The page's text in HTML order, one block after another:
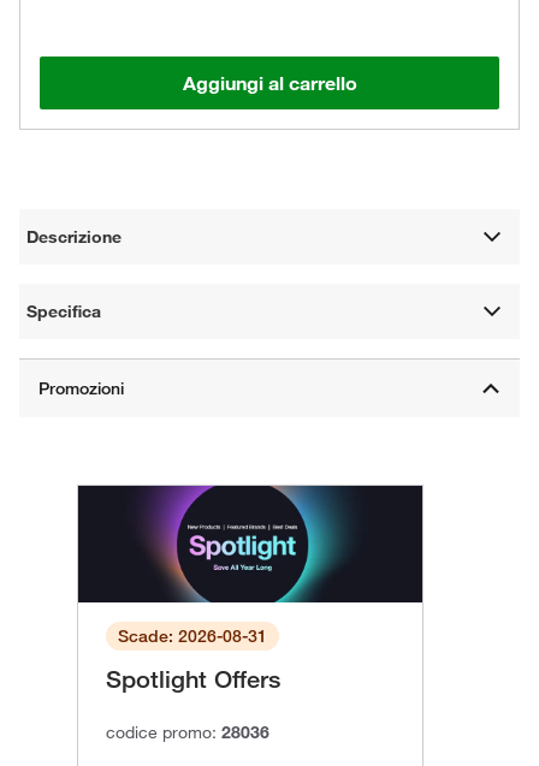
Aggiungi al carrello
Descrizione
Specifica
Scade: 2026-08-31
Spotlight Offers
codice promo: 28036